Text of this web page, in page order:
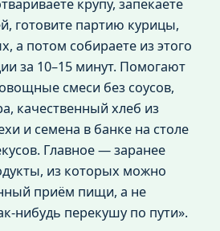
крупу, запекаете
готовите партию курицы,
а потом собираете из этого
за 10–15 минут. Помогают
смеси без соусов,
качественный хлеб из
и семена в банке на столе
Главное — заранее
из которых можно
приём пищи, а не
перекушу по пути».